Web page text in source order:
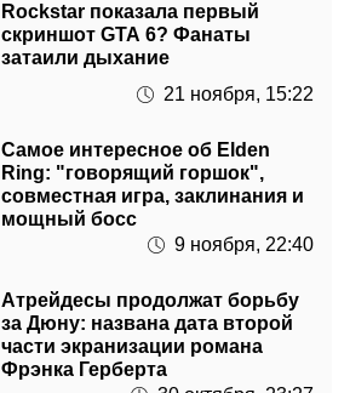
затаили дыхание
21 ноября, 15:22
Самое интересное об Elden
совместная игра, заклинания и
мощный босс
9 ноября, 22:40
Атрейдесы продолжат борьбу
части экранизации романа
Фрэнка Герберта
30 октября, 23:27